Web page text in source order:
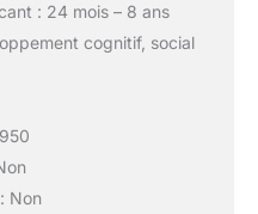
: 24 mois – 8 ans
cognitif, social
Non